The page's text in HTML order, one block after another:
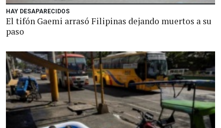
HAY DESAPARECIDOS
El tifón Gaemi arrasó Filipinas dejando muertos a su
paso